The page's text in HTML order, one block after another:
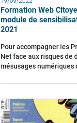
Formation Web
module de
2021
Pour accompagner les
Net face aux risques de
mésusages numériques